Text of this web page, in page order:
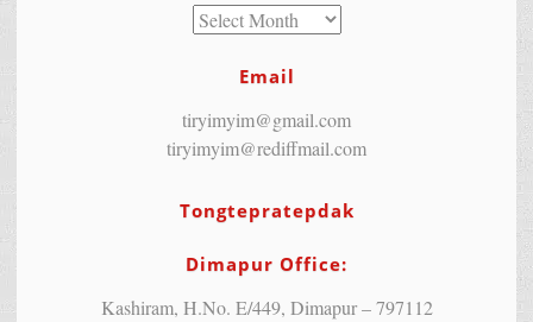
Email
tiryimyim@gmail.com
tiryimyim@rediffmail.com
Tongtepratepdak
Dimapur Office:
Kashiram, H.No. E/449, Dimapur – 797112